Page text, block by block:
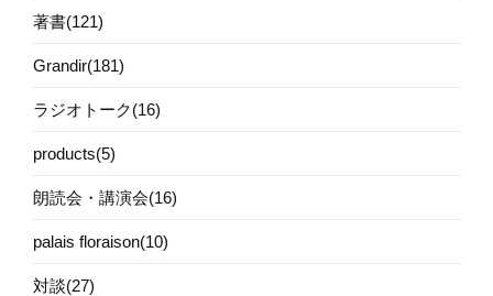
著書(121)
Grandir(181)
ラジオトーク(16)
products(5)
朗読会・講演会(16)
palais floraison(10)
対談(27)